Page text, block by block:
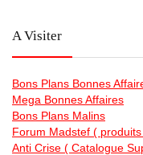
A Visiter
Bons Plans Bonnes
Mega Bonnes Affaires
Bons Plans Malins
Forum Madstef (
Anti Crise ( Catalogue